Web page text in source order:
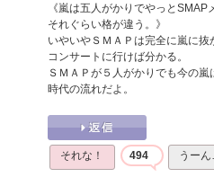
《嵐は五人がかりでやっとSMAP
それぐらい格が違う。》
いやいやＳＭＡＰは完全に嵐に抜
コンサートに行けば分かる。
ＳＭＡＰが５人がかりでも今の嵐
時代の流れだよ。
それな！ 494 うー